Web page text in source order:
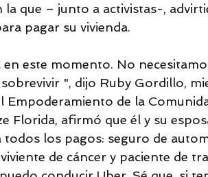
la que – junto a activistas-,
pagar su vivienda.
en este momento. No
", dijo Ruby Gordillo,
Empoderamiento de la
Florida, afirmó que él y su
todos los pagos: seguro de
de cáncer y paciente de